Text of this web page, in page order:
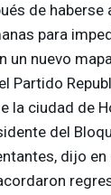
de haberse
para
un nuevo
Partido
la ciudad de
del
dijo